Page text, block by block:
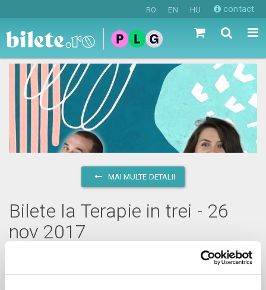
RO EN HU contact
MAI MULTE DETALII
Bilete la Terapie in trei - 26
nov 2017
Bucuresti, The Hubvezi pe harta